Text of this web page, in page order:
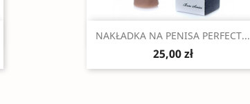
Szybki podgląd
NAKŁADKA NA PENISA PERFECT...
25,00 zł